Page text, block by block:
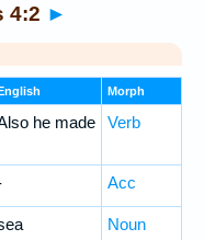
4:2 ►
Morph
he made Verb
Acc
Noun